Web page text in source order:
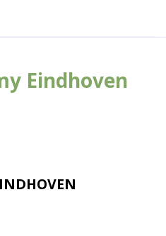
Eindhoven